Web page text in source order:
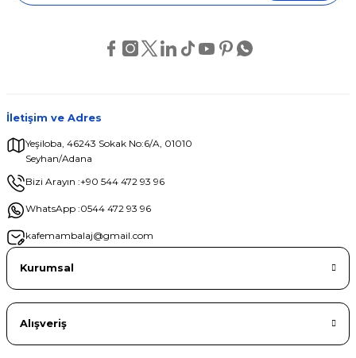
İletişim ve Adres
Yeşiloba, 46243 Sokak No:6/A, 01010
Seyhan/Adana
Bizi Arayın :+90 544 472 93 96
WhatsApp :0544 472 93 96
kafemambalaj@gmail.com
Kurumsal
Alışveriş